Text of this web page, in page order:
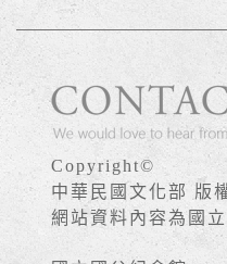
Copyright©
中華民國文化部 版
網站資料內容為國